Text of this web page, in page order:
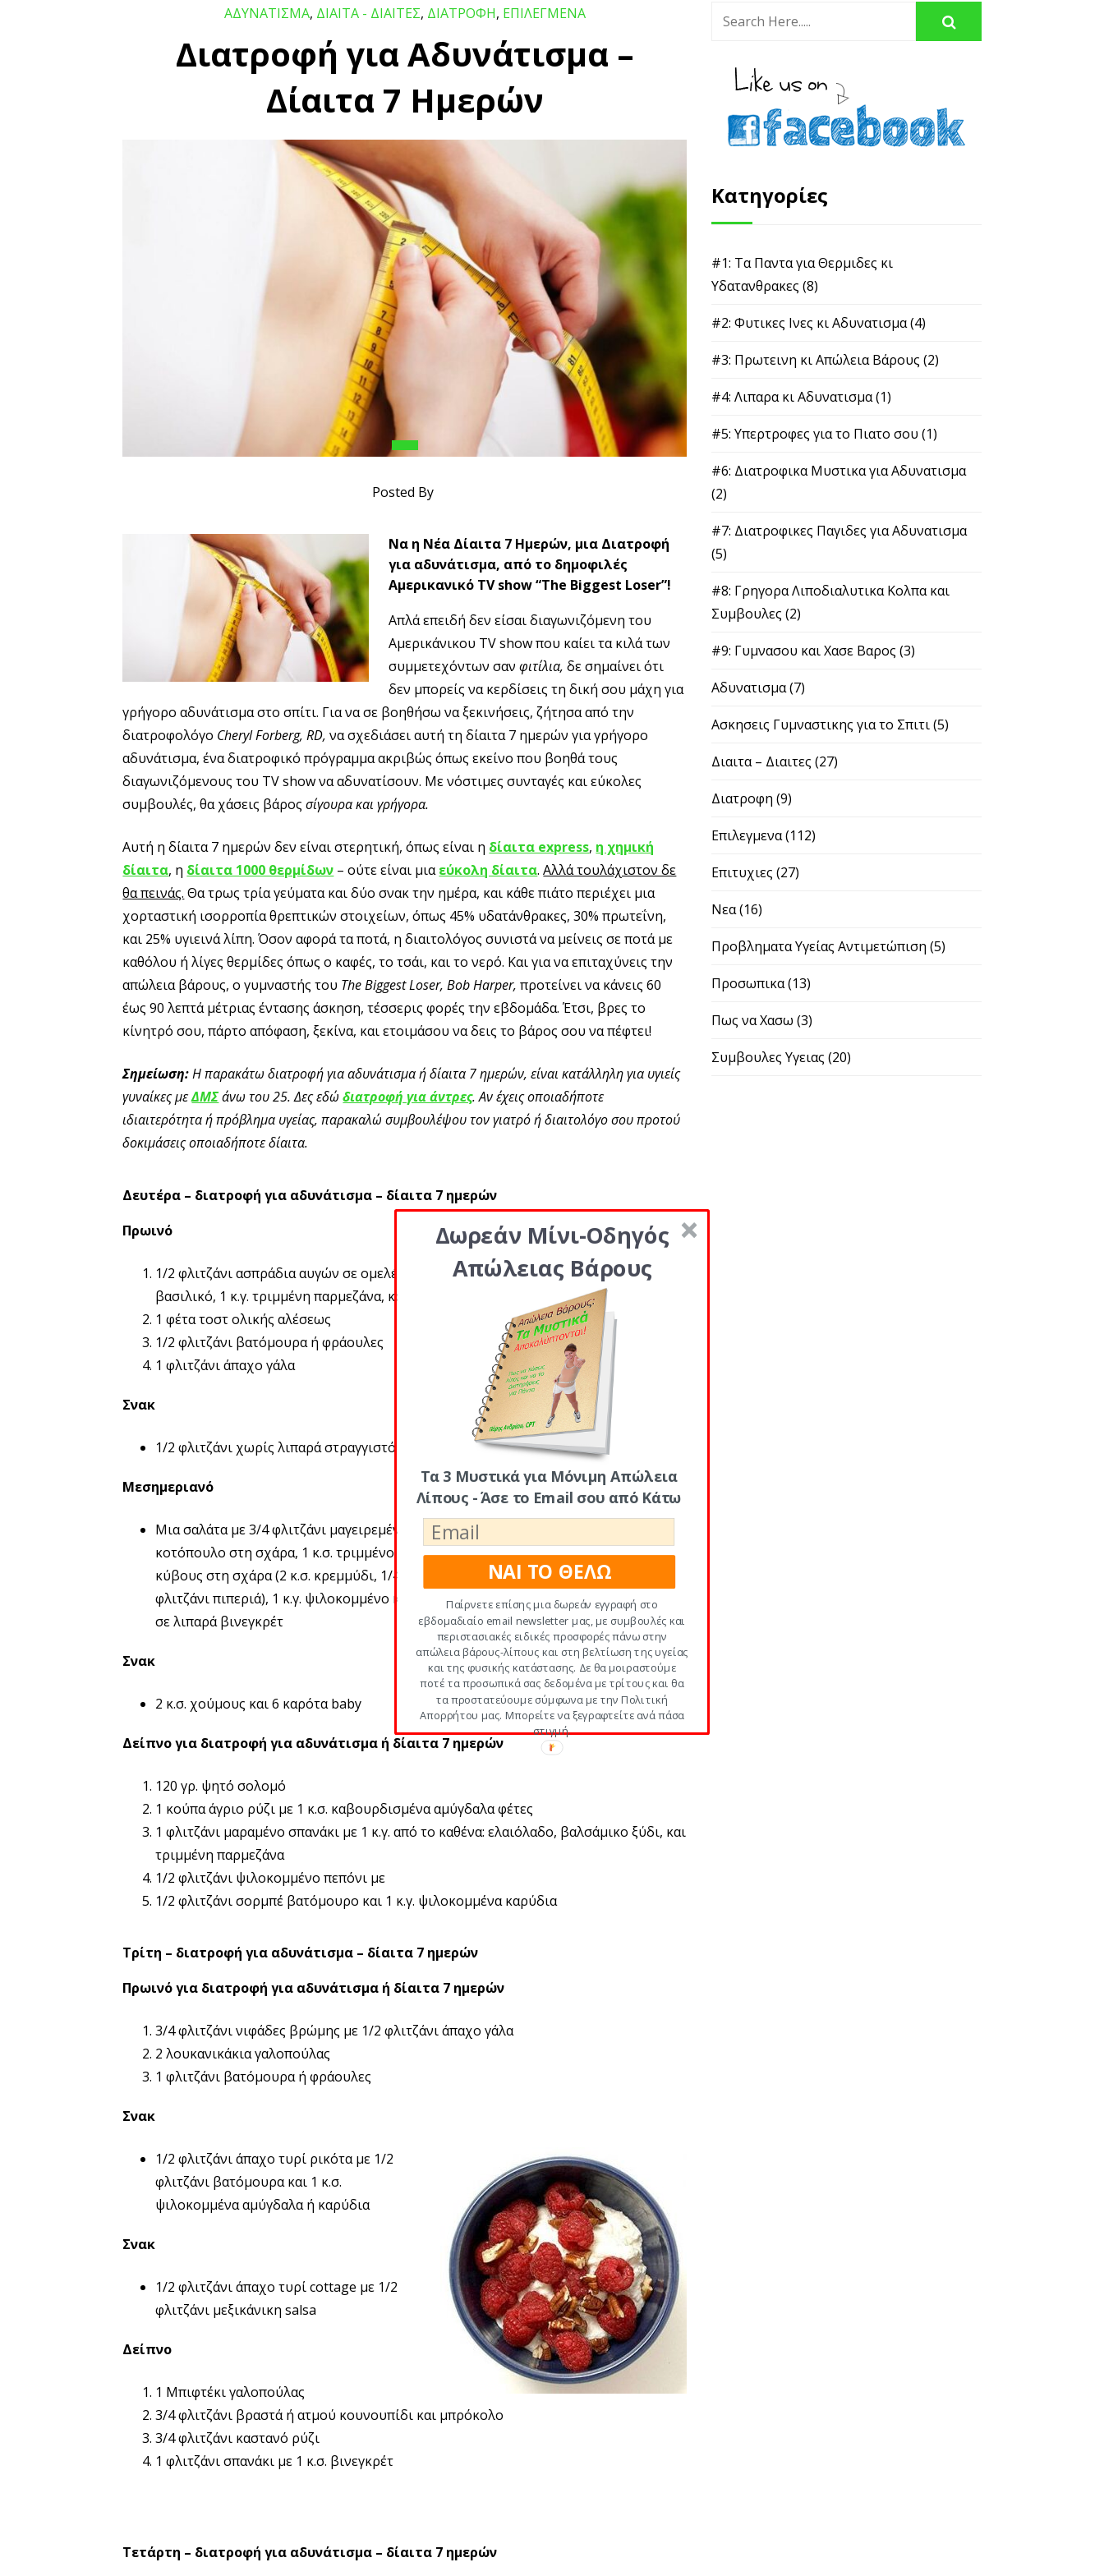
ΑΔΥΝΑΤΙΣΜΑ, ΔΙΑΙΤΑ - ΔΙΑΙΤΕΣ, ΔΙΑΤΡΟΦΗ, ΕΠΙΛΕΓΜΕΝΑ
Διατροφή για Αδυνάτισμα –
Δίαιτα 7 Ημερών
Posted By
Να η Νέα Δίαιτα 7 Ημερών, μια Διατροφή
για αδυνάτισμα, από το δημοφιλές
Αμερικανικό TV show “The Biggest Loser”!
Απλά επειδή δεν είσαι διαγωνιζόμενη του
Αμερικάνικου TV show που καίει τα κιλά των
συμμετεχόντων σανφιτίλια, δε σημαίνει ότι
δεν μπορείς να κερδίσεις τη δική σου μάχη για
γρήγορο αδυνάτισμα στο σπίτι. Για να σε βοηθήσω να ξεκινήσεις, ζήτησα από την
διατροφολόγο Cheryl Forberg, RD, να σχεδιάσει αυτή τη δίαιτα 7 ημερών για γρήγορο
αδυνάτισμα, ένα διατροφικό πρόγραμμα ακριβώς όπως εκείνο που βοηθά τους
διαγωνιζόμενους του TV show να αδυνατίσουν. Με νόστιμες συνταγές και εύκολες
συμβουλές, θα χάσεις βάροςσίγουρα και γρήγορα.
Αυτή η δίαιτα 7 ημερών δεν είναι στερητική, όπως είναι η δίαιτα express, η χημική
δίαιτα, η δίαιτα 1000 θερμίδων – ούτε είναι μιαεύκολη δίαιτα.Αλλά τουλάχιστον δε
θα πεινάς. Θα τρως τρία γεύματα και δύο σνακ την ημέρα, και κάθε πιάτο περιέχει μια
χορταστική ισορροπία θρεπτικών στοιχείων, όπως 45% υδατάνθρακες, 30% πρωτεΐνη,
και 25% υγιεινά λίπη. Όσον αφορά τα ποτά, η διαιτολόγος συνιστά να μείνεις σε ποτά με
καθόλου ή λίγες θερμίδες όπως ο καφές, το τσάι, και το νερό. Και για να επιταχύνεις την
απώλεια βάρους, ο γυμναστής του The Biggest Loser, Bob Harper, προτείνει να κάνεις 60
έως 90 λεπτά μέτριας έντασης άσκηση, τέσσερις φορές την εβδομάδα. Έτσι, βρες το
κίνητρό σου, πάρτο απόφαση, ξεκίνα, και ετοιμάσου να δεις το βάρος σου να πέφτει!
Σημείωση:Η παρακάτω διατροφή για αδυνάτισμα ή δίαιτα 7 ημερών, είναι κατάλληλη για υγιείς
γυναίκες μεΔΜΣάνω του 25. Δες εδώδιατροφή για άντρες. Αν έχεις οποιαδήποτε
ιδιαιτερότητα ή πρόβλημα υγείας, παρακαλώ συμβουλέψου τον γιατρό ή διαιτολόγο σου προτού
δοκιμάσεις οποιαδήποτε δίαιτα.
Δευτέρα – διατροφή για αδυνάτισμα – δίαιτα 7 ημερών
Πρωινό
1/2 φλιτζάνι ασπράδια αυγών σε ομελέτα με 1 κ.γ. ελαιόλαδο, 1 κ.γ. ψιλοκομμένο
βασιλικό, 1 κ.γ. τριμμένη παρμεζάνα, και 1/2 φλιτζάνι ντομάτες cherry
1 φέτα τοστ ολικής αλέσεως
1/2 φλιτζάνι βατόμουρα ή φράουλες
1 φλιτζάνι άπαχο γάλα
Σνακ
1/2 φλιτζάνι χωρίς λιπαρά στραγγιστό γιαούρτι με 1/4 φλιτζάνι φέτες φράουλες
Μεσημεριανό
Μια σαλάτα με 3/4 φλιτζάνι μαγειρεμένο πλιγούρι, 120 γρ. ψιλοκομμένο στήθος
κοτόπουλο στη σχάρα, 1 κ.σ. τριμμένο με χαμηλά λιπαρά τσένταρ, λαχανικά σε
κύβους στη σχάρα (2 κ.σ. κρεμμύδι, 1/4 φλιτζανιού ψιλοκομμένο κολοκύθι, 1/2
φλιτζάνι πιπεριά), 1 κ.γ. ψιλοκομμένο κόλιαντρο, και 1 κ.σ. χαμηλής περιεκτικότητας
σε λιπαρά βινεγκρέτ
Σνακ
2 κ.σ. χούμους και 6 καρότα baby
Δείπνο για διατροφή για αδυνάτισμα ή δίαιτα 7 ημερών
120 γρ. ψητό σολομό
1 κούπα άγριο ρύζι με 1 κ.σ. καβουρδισμένα αμύγδαλα φέτες
1 φλιτζάνι μαραμένο σπανάκι με 1 κ.γ. από το καθένα: ελαιόλαδο, βαλσάμικο ξύδι, και
τριμμένη παρμεζάνα
1/2 φλιτζάνι ψιλοκομμένο πεπόνι με
1/2 φλιτζάνι σορμπέ βατόμουρο και 1 κ.γ. ψιλοκομμένα καρύδια
Τρίτη – διατροφή για αδυνάτισμα – δίαιτα 7 ημερών
Πρωινό για διατροφή για αδυνάτισμα ή δίαιτα 7 ημερών
3/4 φλιτζάνι νιφάδες βρώμης με 1/2 φλιτζάνι άπαχο γάλα
2 λουκανικάκια γαλοπούλας
1 φλιτζάνι βατόμουρα ή φράουλες
Σνακ
1/2 φλιτζάνι άπαχο τυρί ρικότα με 1/2
φλιτζάνι βατόμουρα και 1 κ.σ.
ψιλοκομμένα αμύγδαλα ή καρύδια
Σνακ
1/2 φλιτζάνι άπαχο τυρί cottage με 1/2
φλιτζάνι μεξικάνικη salsa
Δείπνο
1 Μπιφτέκι γαλοπούλας
3/4 φλιτζάνι βραστά ή ατμού κουνουπίδι και μπρόκολο
3/4 φλιτζάνι καστανό ρύζι
1 φλιτζάνι σπανάκι με 1 κ.σ. βινεγκρέτ
Τετάρτη – διατροφή για αδυνάτισμα – δίαιτα 7 ημερών
Κατηγορίες
#1: Τα Παντα για Θερμιδες κι
Υδατανθρακες (8)
#2: Φυτικες Ινες κι Αδυνατισμα(4)
#3: Πρωτεινη κι Απώλεια Βάρους (2)
#4: Λιπαρα κι Αδυνατισμα(1)
#5: Υπερτροφες για το Πιατο σου (1)
#6: Διατροφικα Μυστικα για Αδυνατισμα
(2)
#7: Διατροφικες Παγιδες για Αδυνατισμα
(5)
#8: Γρηγορα Λιποδιαλυτικα Κολπα και
Συμβουλες (2)
#9: Γυμνασου και Χασε Βαρος (3)
Αδυνατισμα(7)
Ασκησεις Γυμναστικης για το Σπιτι(5)
Διαιτα – Διαιτες (27)
Διατροφη (9)
Επιλεγμενα(112)
Επιτυχιες (27)
Νεα(16)
Προβληματα Υγείας Αντιμετώπιση (5)
Προσωπικα(13)
Πως να Χασω (3)
Συμβουλες Υγειας (20)
Δωρεάν Μίνι-Οδηγός
Απώλειας Βάρους
Τα 3 Μυστικά για Μόνιμη Απώλεια
Λίπους - Άσε το Email σου από Κάτω
ΝΑΙ ΤΟ ΘΕΛΩ
Παίρνετε επίσης μια δωρεάν εγγραφή στο
εβδομαδιαίο email newsletter μας, με συμβουλές και
περιστασιακές ειδικές προσφορές πάνω στην
απώλεια βάρους-λίπους και στη βελτίωση της υγείας
και της φυσικής κατάστασης. Δε θα μοιραστούμε
ποτέ τα προσωπικά σας δεδομένα με τρίτους και θα
τα προστατεύουμε σύμφωνα με την Πολιτική
Απορρήτου μας. Μπορείτε να ξεγραφτείτε ανά πάσα
στιγμή.